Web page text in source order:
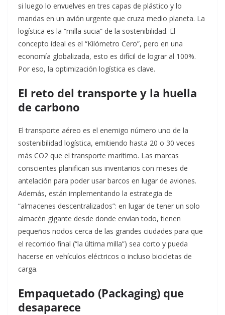
si luego lo envuelves en tres capas de plástico y lo
mandas en un avión urgente que cruza medio planeta. La
logística es la “milla sucia” de la sostenibilidad. El
concepto ideal es el “Kilómetro Cero”, pero en una
economía globalizada, esto es difícil de lograr al 100%.
Por eso, la optimización logística es clave.
El reto del transporte y la huella
de carbono
El transporte aéreo es el enemigo número uno de la
sostenibilidad logística, emitiendo hasta 20 o 30 veces
más CO2 que el transporte marítimo. Las marcas
conscientes planifican sus inventarios con meses de
antelación para poder usar barcos en lugar de aviones.
Además, están implementando la estrategia de
“almacenes descentralizados”: en lugar de tener un solo
almacén gigante desde donde envían todo, tienen
pequeños nodos cerca de las grandes ciudades para que
el recorrido final (“la última milla”) sea corto y pueda
hacerse en vehículos eléctricos o incluso bicicletas de
carga.
Empaquetado (Packaging) que
desaparece